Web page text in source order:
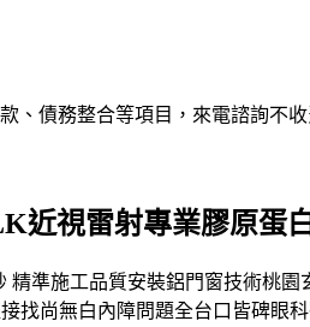
、債務整合等項目，來電諮詢不
近視雷射專業膠原蛋
精準施工品質安裝鋁門窗技術桃
找尚無白內障問題全台口皆碑眼